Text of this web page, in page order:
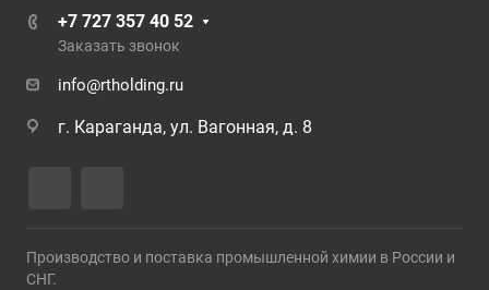
+7 727 357 40 52
Заказать звонок
info@rtholding.ru
г. Караганда, ул. Вагонная, д. 8
Производство и поставка промышленной химии в России и
СНГ.